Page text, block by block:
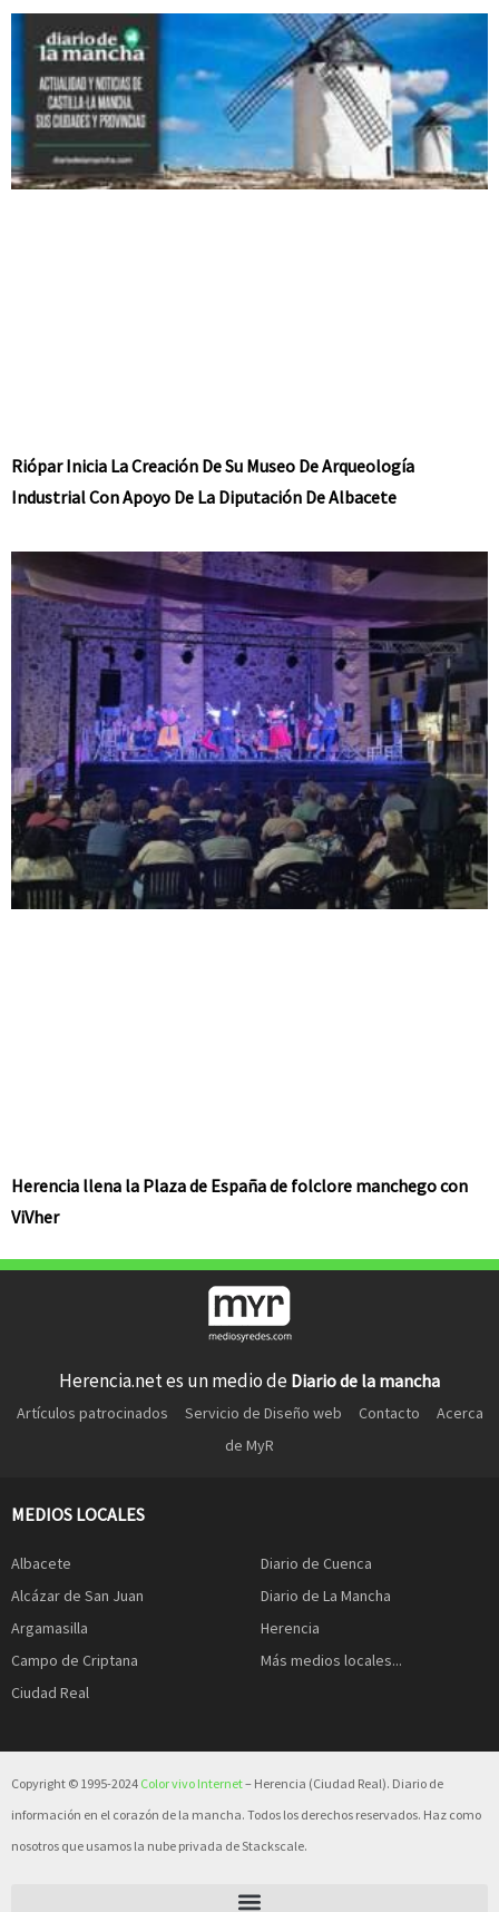
Riópar Inicia La Creación De Su Museo De Arqueología
Industrial Con Apoyo De La Diputación De Albacete
Herencia llena la Plaza de España de folclore manchego con
ViVher
Herencia.net es un medio de Diario de la mancha
Artículos patrocinados Servicio de Diseño web Contacto
Acerca
de MyR
MEDIOS LOCALES
Albacete
Alcázar de San Juan
Argamasilla
Campo de Criptana
Ciudad Real
Diario de Cuenca
Diario de La Mancha
Herencia
Más medios locales...
Copyright © 1995-2024 Color vivo Internet– Herencia (Ciudad Real). Diario de
información en el corazón de la mancha. Todos los derechos reservados. Haz como
nosotros que usamos la nube privada de Stackscale.